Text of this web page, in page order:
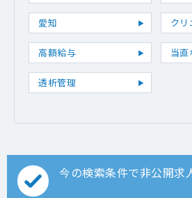
愛知 クリ
高額給与 当直
透析管理
今の検索条件で非公開求